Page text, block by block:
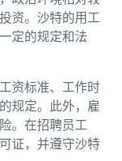
资。沙特的用工
定的规定和法
资标准、工作时
规定。此外，雇
。在招聘员工
证，并遵守沙特